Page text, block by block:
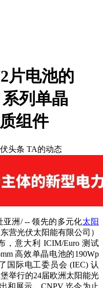
片电池的
列单晶
组件
头条 TA的动态
亚洲/ -- 领先的多元化太阳
营光伏太阳能有限公司）
，意大利 ICIM/Euro 测试
高效单晶电池的190Wp
国际电工委员会 (IEC) 认
举行的24届欧洲太阳能光
和展示。CNPV 迄今为止